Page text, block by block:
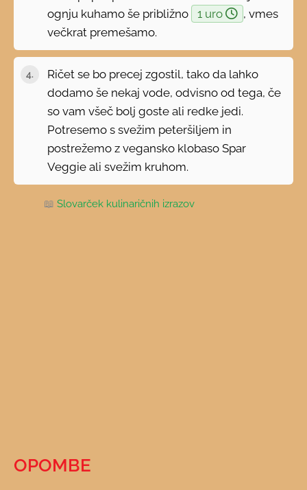
ognju kuhamo še približno
1 uro
, vmes
večkrat premešamo.
Ričet se bo precej zgostil, tako da lahko
dodamo še nekaj vode, odvisno od tega, če
so vam všeč bolj goste ali redke jedi.
Potresemo s svežim peteršiljem in
postrežemo z vegansko klobaso Spar
Veggie ali svežim kruhom.
📖Slovarček kulinaričnih izrazov
OPOMBE